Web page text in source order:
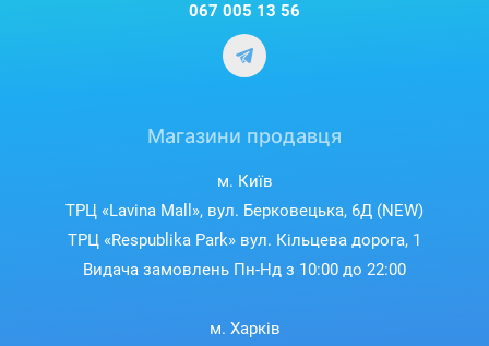
067 005 13 56
Магазини продавця
м. Київ
ТРЦ «Lavina Mall», вул. Берковецька, 6Д (NEW)
ТРЦ «Respublika Park» вул. Кільцева дорога, 1
Видача замовлень Пн-Нд з 10:00 до 22:00
м. Харків